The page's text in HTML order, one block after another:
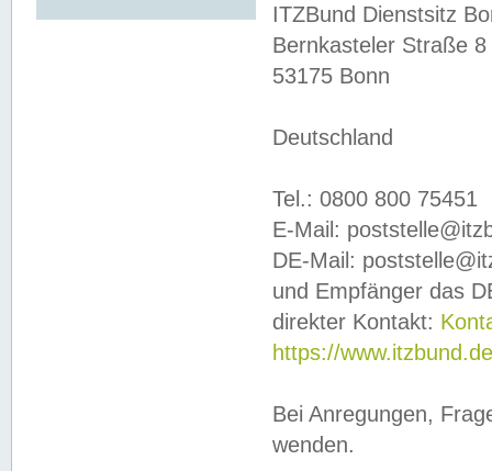
ITZBund Dienstsitz
Bernkasteler Straße 8
53175 Bonn
Deutschland
Tel.: 0800 800 75451
E-Mail:
DE-Mail:
und Empfänger das
direkter Kontakt:
https://
Bei Anregungen,
wenden.